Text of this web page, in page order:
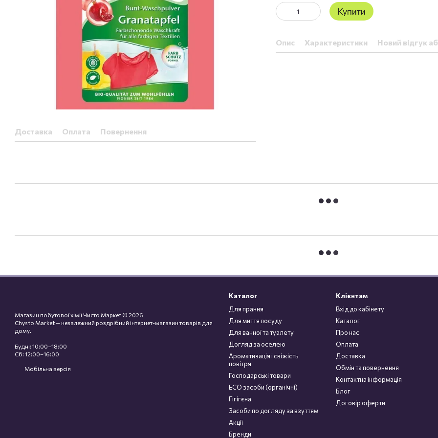
Доставка Оплата Повернення
Купити
Опис Характеристики Новий відгук
Магазин побутової хімії Чисто Маркет © 2026
Chysto Market — незалежний роздрібний інтернет-магазин товарів для
дому.
Будні: 10:00–18:00
Сб: 12:00–16:00
Мобільна версія
Каталог
Для прання
Для миття посуду
Для ванної та туалету
Догляд за оселею
Ароматизація і свіжість
повітря
Господарські товари
ECO засоби (органічні)
Гігігєна
Засоби по догляду за взуттям
Акції
Бренди
Клієнтам
Вхід до кабінету
Каталог
Про нас
Оплата
Доставка
Обмін та повернення
Контактна інформація
Блог
Договір оферти